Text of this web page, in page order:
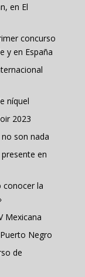
en El
concurso
y en España
níquel
2023
son nada
en
conocer la
Mexicana
Negro
de